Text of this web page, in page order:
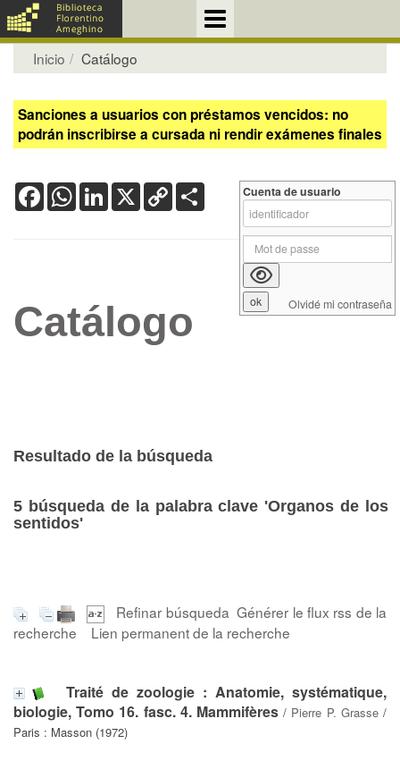
Inicio Catálogo
Sanciones a usuarios con préstamos vencidos: no
podrán inscribirse a cursada ni rendir exámenes finales
FacebookWhatsApp
LinkedIn
X Copy
Link
Catálogo
Resultado de la búsqueda
5 búsqueda de la palabra clave 'Organos de los
sentidos'
Refinar búsqueda Générer le flux rss de la
recherche
Lien permanent de la recherche
Traité de zoologie : Anatomie, systématique,
biologie, Tomo 16. fasc. 4. Mammifères / Pierre P. Grasse/
Paris : Masson (1972)
Cuenta de usuario
Olvidé mi contraseña